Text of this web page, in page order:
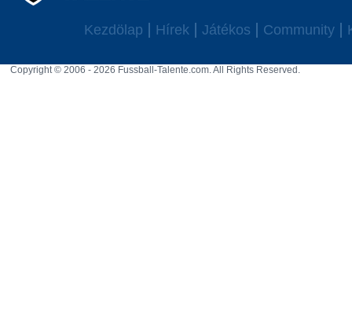
Kezdölap Hírek Játékos Community
Copyright © 2006 - 2026 Fussball-Talente.com. All Rights Reserved.